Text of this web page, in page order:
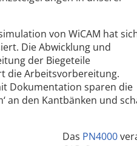
von WiCAM hat
Die Abwicklung und
der Biegeteile
die Arbeitsvorbereitung.
Dokumentation sparen die
an den Kantbänken und
Das PN4000